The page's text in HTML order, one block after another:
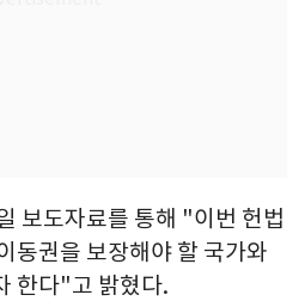
보도자료를 통해 "이번 헌법
동권을 보장해야 할 국가와
한다"고 밝혔다.